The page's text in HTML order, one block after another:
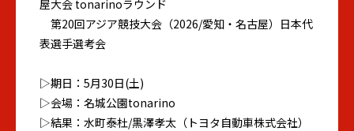
屋大会 tonarinoラウンド
第20回アジア競技大会（2026/愛知・名古屋）日本代
表選手選考会
▷期日：5月30日(土)
▷会場：名城公園tonarino
▷結果：水町泰杜/黒澤孝太（トヨタ自動車株式会社）